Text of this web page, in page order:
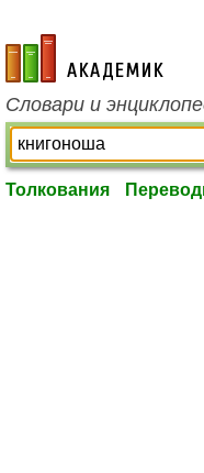
academic.ru
Словари и
Толкования